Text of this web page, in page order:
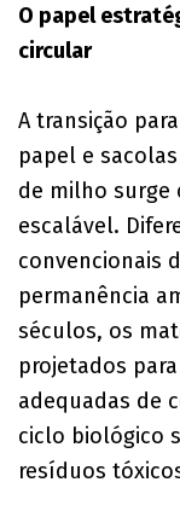
O papel
circular
A transição
papel e
de milho surge
escalável.
convencionais
permanência
séculos, os
projetados
adequadas de
ciclo biológico
resíduos